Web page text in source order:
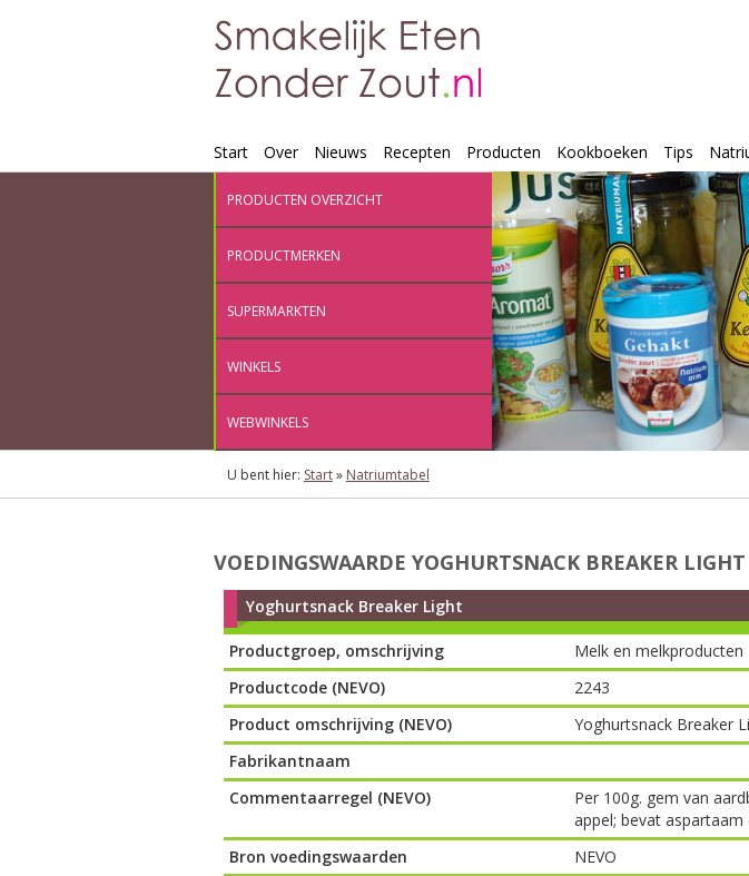
Start Over Nieuws Recepten Producten Kookboeken Tips
PRODUCTEN OVERZICHT
PRODUCTMERKEN
SUPERMARKTEN
WINKELS
WEBWINKELS
U bent hier: Start» Natriumtabel
VOEDINGSWAARDE YOGHURTSNACK BREAKER LIGHT
Yoghurtsnack Breaker Light
Productgroep, omschrijving
Melk en melkproducten
Productcode (NEVO)
2243
Product omschrijving (NEVO)
Yoghurtsnack Breaker
Fabrikantnaam
Commentaarregel (NEVO)
Per 100g. gem van
appel; bevat
Bron voedingswaarden
NEVO